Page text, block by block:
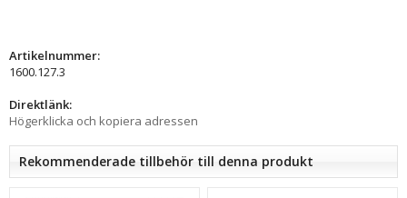
Artikelnummer:
1600.127.3
Direktlänk:
Högerklicka och kopiera adressen
Rekommenderade tillbehör till denna produkt